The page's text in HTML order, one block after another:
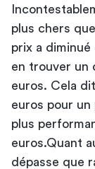
plus chers
prix a
en trouver un
euros. Cela
euros pour
plus
euros.Quant
dépasse que